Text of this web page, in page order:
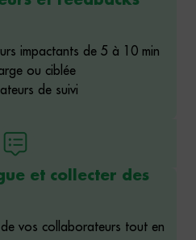
impactants de 5 à 10 min
ou ciblée
de suivi
et collecter des
vos collaborateurs tout en